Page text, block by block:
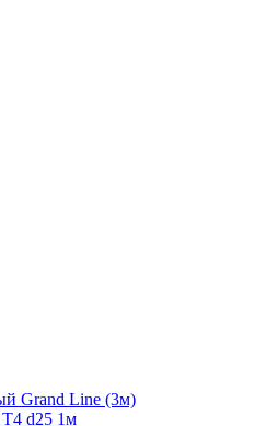
Grand Line (3м)
Т4 d25 1м